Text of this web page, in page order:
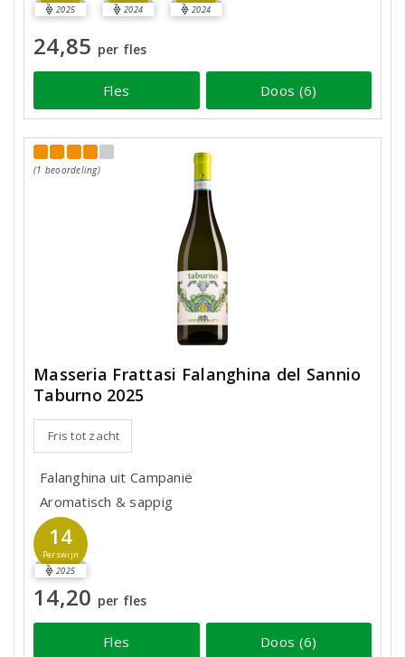
2025 2024 2024
24,85 per fles
Fles Doos (6)
(1 beoordeling)
Masseria Frattasi Falanghina del Sannio
Taburno 2025
Fris tot zacht
Falanghina uit Campanië
Aromatisch & sappig
14
Perswijn
2025
14,20 per fles
Fles Doos (6)